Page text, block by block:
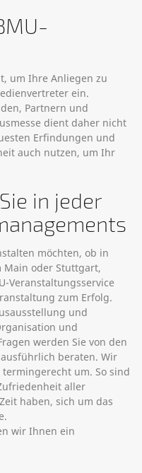
um Ihre Anliegen zu
ein.
Partnern und
dient daher nicht
Erfindungen und
auch nutzen, um Ihr
in jeder
möchten, ob in
Main oder Stuttgart,
Veranstaltungsservice
zum Erfolg.
und
und
werden Sie von den
beraten. Wir
um. So sind
aller
haben, sich um das
wir Ihnen ein